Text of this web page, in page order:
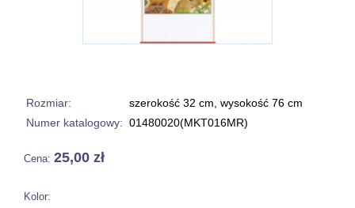
Rozmiar:
szerokość 32 cm, wysokość 76 cm
Numer katalogowy: 01480020(MKT016MR)
Cena: 25,00 zł
Kolor: